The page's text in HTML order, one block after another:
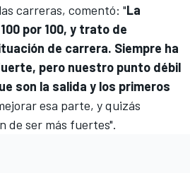
carreras, comentó: "La
por 100, y trato de
de carrera. Siempre ha
pero nuestro punto débil
son la salida y los primeros
esa parte, y quizás
de ser más fuertes".